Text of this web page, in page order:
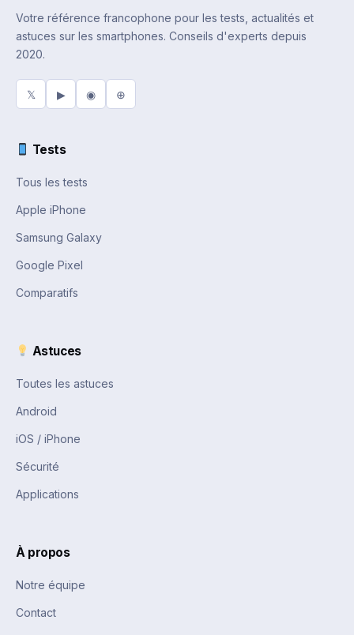
Votre référence francophone pour les tests, actualités et
astuces sur les smartphones. Conseils d'experts depuis
2020.
𝕏 ▶ ◉ ⊕
Tests
Tous les tests
Apple iPhone
Samsung Galaxy
Google Pixel
Comparatifs
Astuces
Toutes les astuces
Android
iOS / iPhone
Sécurité
Applications
À propos
Notre équipe
Contact